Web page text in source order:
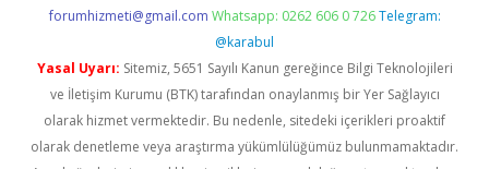
forumhizmeti@gmail.com Whatsapp: 0262 606 0 726 Telegram:
@karabul
Yasal Uyarı: Sitemiz, 5651 Sayılı Kanun gereğince Bilgi Teknolojileri
ve İletişim Kurumu (BTK) tarafından onaylanmış bir Yer Sağlayıcı
olarak hizmet vermektedir. Bu nedenle, sitedeki içerikleri proaktif
olarak denetleme veya araştırma yükümlülüğümüz bulunmamaktadır.